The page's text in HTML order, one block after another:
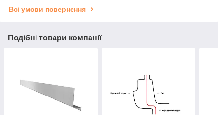
Всі умови повернення
Подібні товари компанії